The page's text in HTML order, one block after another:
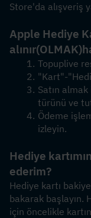
Store'da alışveriş
Apple Hediye
alınır(OLMAK)
Topuplive
"Kart"-
Satın
türünü ve
Ödeme
izleyin.
Hediye
ederim?
Hediye kartı
bakarak başlayın.
için öncelikle